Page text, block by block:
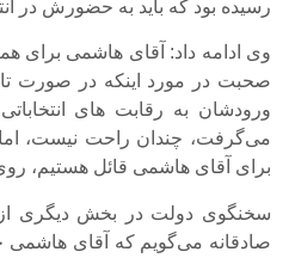
رسیده بود که باید به حضورش در
وی ادامه داد: آقای هاشمی برای
صحبت در مورد اینکه در صورت
ورودشان به رقابت های
می‌گرفت، چندان راحت نیست،
برای آقای هاشمی قائل هستیم،
سخنگوی دولت در بخش دیگری از
صادقانه می‌گویم که آقای